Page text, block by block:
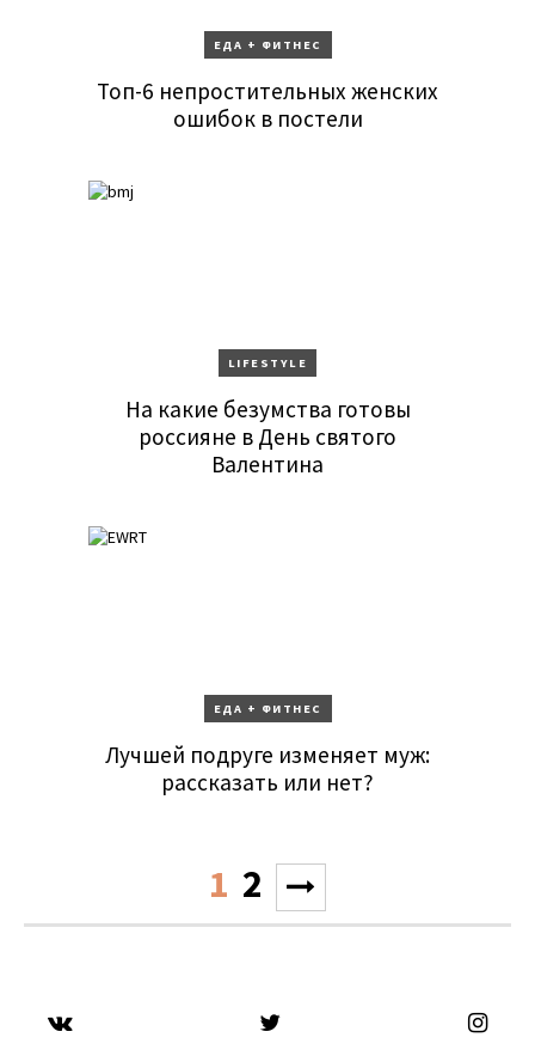
ЕДА + ФИТНЕС
Топ-6 непростительных женских
ошибок в постели
LIFESTYLE
На какие безумства готовы
россияне в День святого
Валентина
ЕДА + ФИТНЕС
Лучшей подруге изменяет муж:
рассказать или нет?
1 2